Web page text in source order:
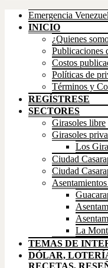
Emergencia
INICIO
¿Quienes
Publicaciones
Costos
Políticas de
Términos y
REGÍSTRESE
SECTORES
Girasoles libre
Girasoles
Los
Ciudad
Ciudad
La
TEMAS DE
DÓLAR,
RECETAS,